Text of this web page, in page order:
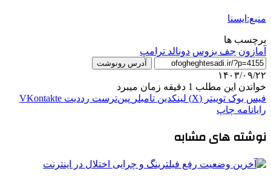
منبع:ایسنا
برچسب ها
آمازون جف بزوس دونالد ترامپ
آدرس رونوشت
۱۴۰۳/۰۹/۲۲
خواندن این مطلب 1 دقیقه زمان میبرد
فیس بوک توییتر (X) لینکدین ‫تامبلر ‫پین‌ترست ‫رددیت ‫VKontakte
رایانامه چاپ
نوشته های مشابه